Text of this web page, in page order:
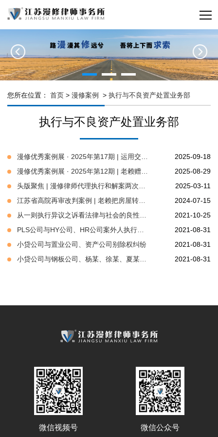
您所在位置： 首页 > 漫修案例 > 执行与不良资产处置业务部
执行与不良资产处置业务部
2025-09-18
2025-08-29
2025-03-11
2024-07-15
2021-10-25
2021-08-31
小贷公司与置业公司、资产公司别除权纠纷
2021-08-31
2021-08-31
微信视频号 微信公众号